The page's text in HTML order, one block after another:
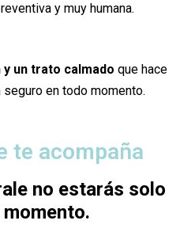
y muy humana.
un trato calmado que hace
en todo momento.
te acompaña
no estarás solo